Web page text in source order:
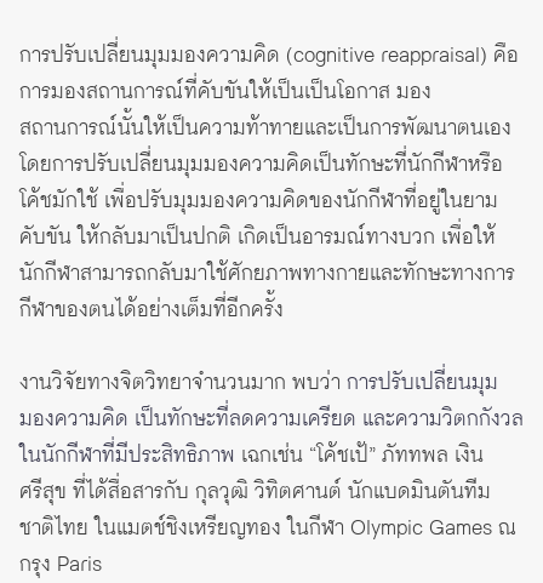
การปรับเปลี่ยนมุมมองความคิด (cognitive reappraisal) คือ
การมองสถานการณ์ที่คับขันให้เป็นเป็นโอกาส มอง
สถานการณ์นั้นให้เป็นความท้าทายและเป็นการพัฒนาตนเอง
โดยการปรับเปลี่ยนมุมมองความคิดเป็นทักษะที่นักกีฬาหรือ
โค้ชมักใช้ เพื่อปรับมุมมองความคิดของนักกีฬาที่อยู่ในยาม
คับขัน ให้กลับมาเป็นปกติ เกิดเป็นอารมณ์ทางบวก เพื่อให้
นักกีฬาสามารถกลับมาใช้ศักยภาพทางกายและทักษะทางการ
กีฬาของตนได้อย่างเต็มที่อีกครั้ง
งานวิจัยทางจิตวิทยาจำนวนมาก พบว่า การปรับเปลี่ยนมุม
มองความคิด เป็นทักษะที่ลดความเครียด และความวิตกกังวล
ในนักกีฬาที่มีประสิทธิภาพ เฉกเช่น “โค้ชเป้” ภัททพล เงิน
ศรีสุข ที่ได้สื่อสารกับ กุลวุฒิ วิทิตศานต์ นักแบดมินตันทีม
ชาติไทย ในแมตช์ชิงเหรียญทอง ในกีฬา Olympic Games ณ
กรุง Paris